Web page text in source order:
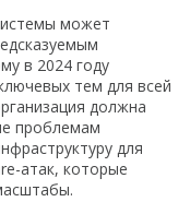
может
в 2024 году
тем для всей
должна
проблемам
для
атак, которые